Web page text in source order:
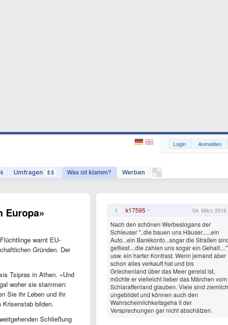
Umfragen $$ Was ist klamm? Werben
Login Anmelden
Europa»
warnt EU-
Gründen. Der
Tsipras in Athen. «Und
woher sie stammen:
Sie ihr Leben und ihr
bilden.
Schließung
1 k17595 04. März 2016
Nach den schönen Werbeslogans der
Schleuser "..die bauen uns Häuser......ein
Auto...ein Bankkonto...sogar die Straßen
gefliest....die zahlen uns sogar ein Gehalt...."
usw. ein harter Kontrast. Wenn jemand aber
schon alles verkauft hat und bis
Griechenland über das Meer gereist ist,
möchte er vielleicht lieber das Märchen vom
Schlaraffenland glauben. Viele sind ziemlich
ungebildet und können auch den
Wahrscheinlichkeitsgeha lt der
Versprechungen gar nicht abschätzen.